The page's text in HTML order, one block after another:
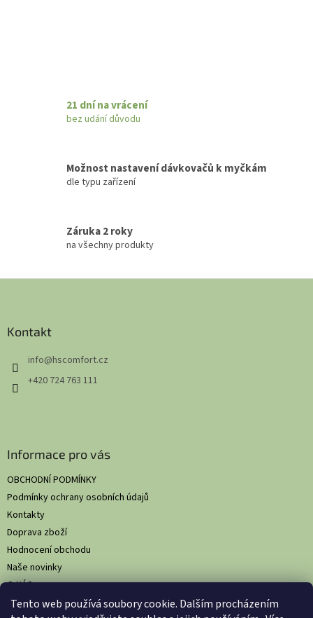
Tento web používá soubory cookie. Dalším procházením
21 dní na vrácení
bez udání důvodu
Možnost nastavení dávkovačů k myčkám
dle typu zařízení
Záruka 2 roky
na všechny produkty
Kontakt
info@hscomfort.cz
+420 724 763 111
Informace pro vás
OBCHODNÍ PODMÍNKY
Podmínky ochrany osobních údajů
Kontakty
Doprava zboží
Hodnocení obchodu
Naše novinky
O NÁS